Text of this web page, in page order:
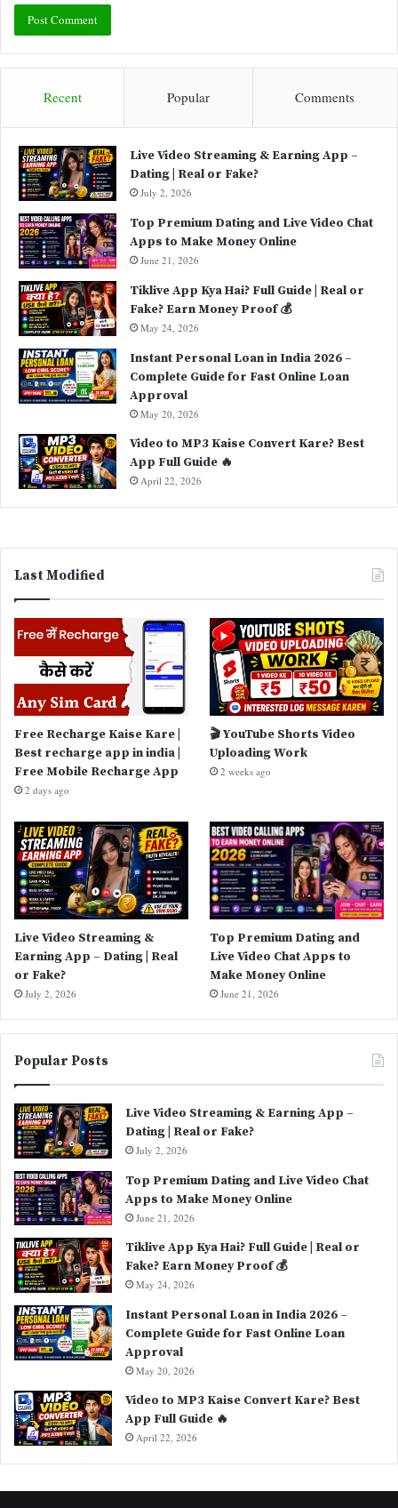
Recent Popular Comments
Live Video Streaming & Earning App –
Dating | Real or Fake?
July 2, 2026
Top Premium Dating and Live Video Chat
Apps to Make Money Online
June 21, 2026
Tiklive App Kya Hai? Full Guide | Real or
Fake? Earn Money Proof 💰
May 24, 2026
Instant Personal Loan in India 2026 –
Complete Guide for Fast Online Loan
Approval
May 20, 2026
Video to MP3 Kaise Convert Kare? Best
App Full Guide 🔥
April 22, 2026
Last Modified
Free Recharge Kaise Kare |
Best recharge app in india |
Free Mobile Recharge App
2 days ago
🎬 YouTube Shorts Video
Uploading Work
2 weeks ago
Live Video Streaming &
Earning App – Dating | Real
or Fake?
July 2, 2026
Top Premium Dating and
Live Video Chat Apps to
Make Money Online
June 21, 2026
Popular Posts
Live Video Streaming & Earning App –
Dating | Real or Fake?
July 2, 2026
Top Premium Dating and Live Video Chat
Apps to Make Money Online
June 21, 2026
Tiklive App Kya Hai? Full Guide | Real or
Fake? Earn Money Proof 💰
May 24, 2026
Instant Personal Loan in India 2026 –
Complete Guide for Fast Online Loan
Approval
May 20, 2026
Video to MP3 Kaise Convert Kare? Best
App Full Guide 🔥
April 22, 2026